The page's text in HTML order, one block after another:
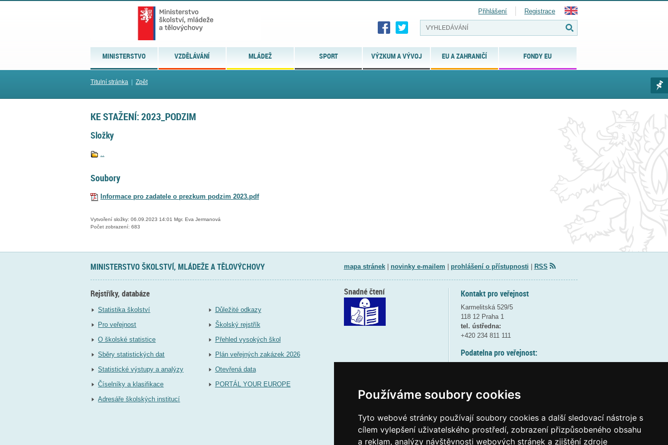
Používáme soubory cookies
Tyto webové stránky používají soubory cookies a další sledovací nástroje s
cílem vylepšení uživatelského prostředí, zobrazení přizpůsobeného obsahu
a reklam, analýzy návštěvnosti webových stránek a zjištění zdroje
MINISTERSTVO VZDĚLÁVÁNÍ MLÁDEŽ SPORT VÝZKUM A VÝVOJ EU A ZAHRANIČÍ FONDY EU
Přihlášení Registrace
Titulní stránka Zpět
KE STAŽENÍ: 2023_PODZIM
Složky
..
Soubory
Informace pro zadatele o prezkum podzim 2023.pdf
Vytvoření složky: 06.09.2023 14:01 Mgr. Eva Jermanová
Počet zobrazení: 683
MINISTERSTVO ŠKOLSTVÍ, MLÁDEŽE A TĚLOVÝCHOVY mapa stránek| novinky e-mailem prohlášení o přístupnosti RSS
Rejstříky, databáze
Statistika školství
Pro veřejnost
O školské statistice
Sběry statistických dat
Statistické výstupy a analýzy
Číselníky a klasifikace
Adresáře školských institucí
Důležité odkazy
Školský rejstřík
Přehled vysokých škol
Plán veřejných zakázek 2026
Otevřená data
PORTÁL YOUR EUROPE
Kontakt pro veřejnost
Karmelitská 529/5
118 12 Praha 1
tel. ústředna:
+420 234 811 111
Podatelna pro veřejnost:
(více informací
Elektronická podatelna:
posta@msmtgov cz
Snadné čtení